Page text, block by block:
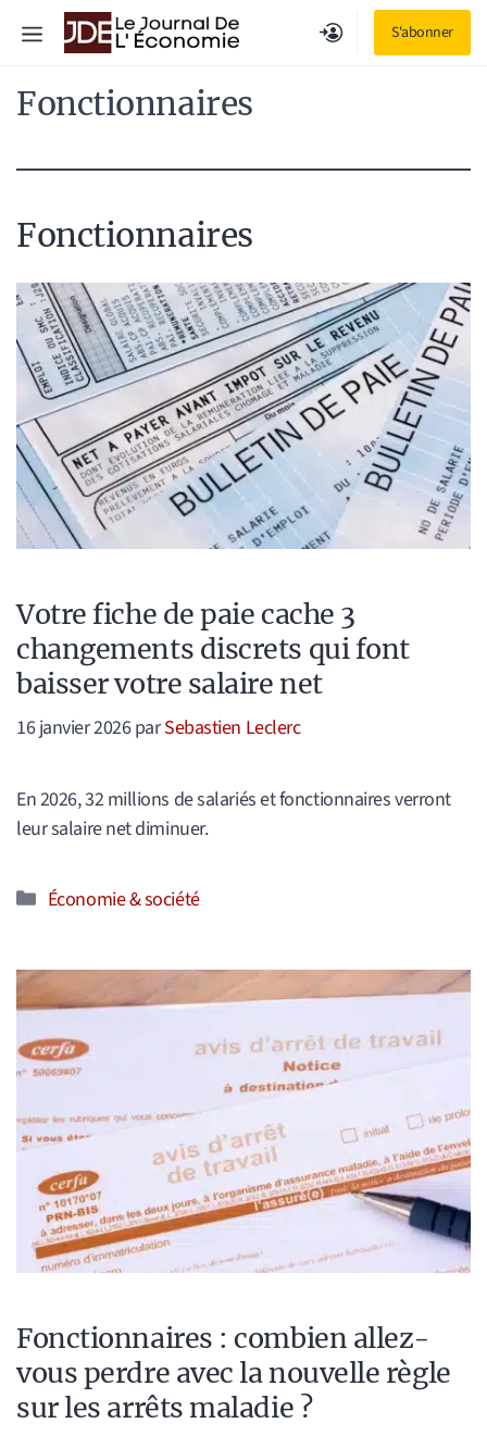
S'abonner
Menu
Fonctionnaires
Fonctionnaires
Votre fiche de paie cache 3
changements discrets qui font
baisser votre salaire net
16 janvier 2026parSebastien Leclerc
En 2026, 32 millions de salariés et fonctionnaires verront
leur salaire net diminuer.
Catégories
Économie & société
Fonctionnaires : combien allez-
vous perdre avec la nouvelle règle
sur les arrêts maladie ?